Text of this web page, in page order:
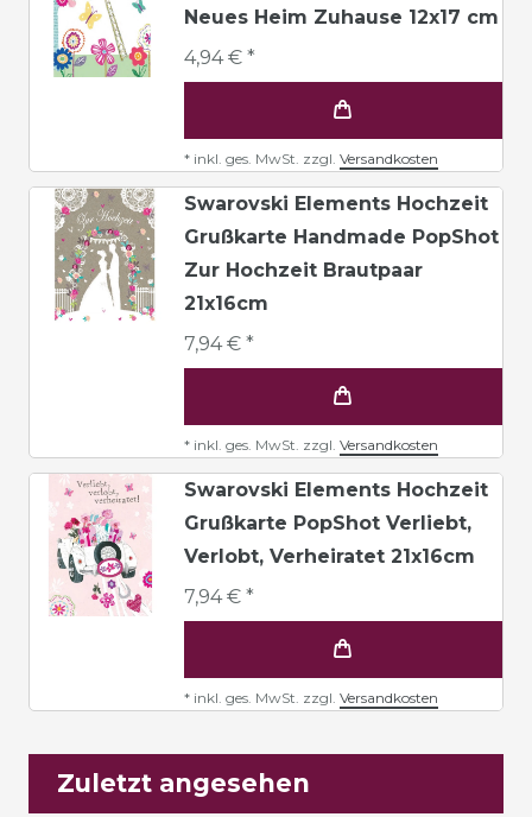
Neues Heim Zuhause 12x17 cm
4,94 € *
* inkl. ges. MwSt. zzgl. Versandkosten
Swarovski Elements Hochzeit
Grußkarte Handmade PopShot
Zur Hochzeit Brautpaar
21x16cm
7,94 € *
* inkl. ges. MwSt. zzgl. Versandkosten
Swarovski Elements Hochzeit
Grußkarte PopShot Verliebt,
Verlobt, Verheiratet 21x16cm
7,94 € *
* inkl. ges. MwSt. zzgl. Versandkosten
Zuletzt angesehen